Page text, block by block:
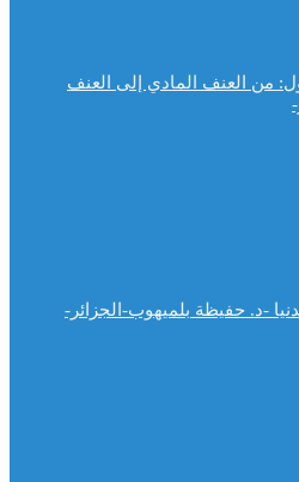
من العنف المادي إلى العنف
-د. حفيظة بلميهوب-الجزائر-